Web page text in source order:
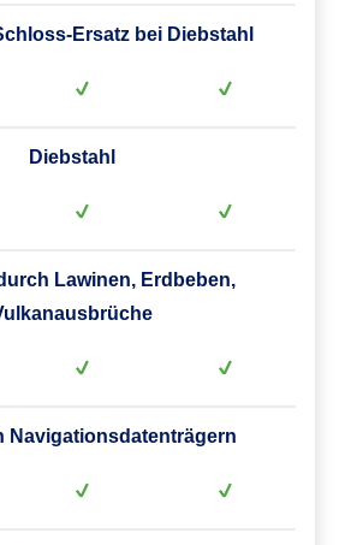
Ersatz bei Diebstahl
Diebstahl
Lawinen, Erdbeben,
Navigationsdatenträgern